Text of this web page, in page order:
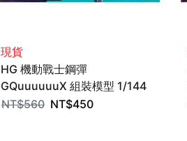
現貨
HG 機動戰士鋼彈
GQuuuuuuX 組裝模型 1/144
BANDAI SPIRITS SPIRITS
NT$560 NT$450